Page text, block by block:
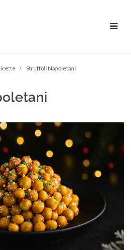
Struffoli Napoletani